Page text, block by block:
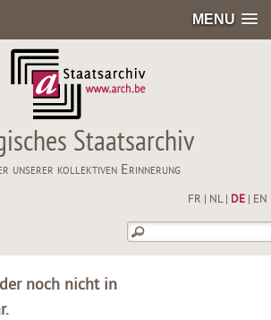
MENU
Staatsarchiv
unserer kollektiven Erinnerung
FR NL| DE| EN
noch nicht in